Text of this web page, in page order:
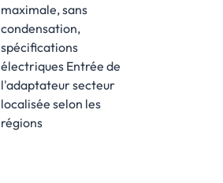
maximale, sans
condensation,
spécifications
électriques Entrée de
l'adaptateur secteur
localisée selon les
régions